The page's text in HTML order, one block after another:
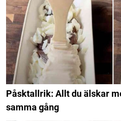
Påsktallrik: Allt du älskar
samma gång